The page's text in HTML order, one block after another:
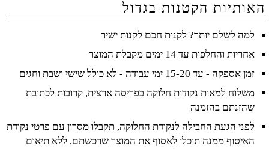
האותיות הקטנות בגדול
למה לשלם יותר? לקנות חכם לקנות ישיר
אחריות והחלפות עד 14 ימים מקבלת המוצר
זמן אספקה - עד 15-20 ימי עבודה - לא כולל שישי ושבת וחגים
משלוח למאות נקודות חלוקה בפריסה ארצית, קרובות לכתובת
שהזנתם בהזמנה
לפני הגעת החבילה לנקודת החלוקה, תקבלו מסרון עם פרטי נקודת
האיסוף ממנה תוכלו לאסוף את המוצר שרכשתם, ללא תיאום